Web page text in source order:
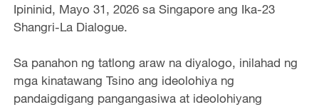
Ipininid, Mayo 31, 2026 sa Singapore ang Ika-23
Shangri-La Dialogue.
Sa panahon ng tatlong araw na diyalogo, inilahad ng
mga kinatawang Tsino ang ideolohiya ng
pandaigdigang pangangasiwa at ideolohiyang